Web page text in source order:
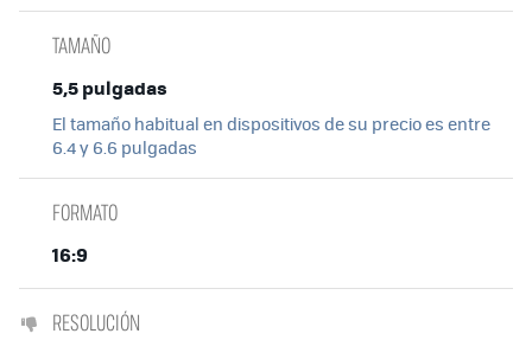
TAMAÑO
5,5 pulgadas
El tamaño habitual en dispositivos de su precio es entre
6.4 y 6.6 pulgadas
FORMATO
16:9
RESOLUCIÓN